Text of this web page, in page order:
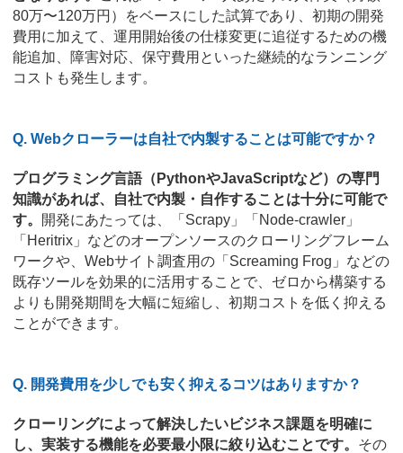
80万〜120万円）をベースにした試算であり、初期の開発
費用に加えて、運用開始後の仕様変更に追従するための機
能追加、障害対応、保守費用といった継続的なランニング
コストも発生します。
Q. Webクローラーは自社で内製することは可能ですか？
プログラミング言語（PythonやJavaScriptなど）の専門
知識があれば、自社で内製・自作することは十分に可能で
す。
開発にあたっては、「Scrapy」「Node-crawler」
「Heritrix」などのオープンソースのクローリングフレーム
ワークや、Webサイト調査用の「Screaming Frog」などの
既存ツールを効果的に活用することで、ゼロから構築する
よりも開発期間を大幅に短縮し、初期コストを低く抑える
ことができます。
Q. 開発費用を少しでも安く抑えるコツはありますか？
クローリングによって解決したいビジネス課題を明確に
し、実装する機能を必要最小限に絞り込むことです。 その